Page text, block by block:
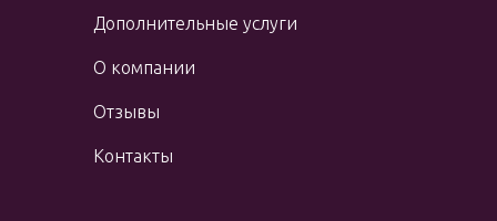
Дополнительные услуги
О компании
Отзывы
Контакты